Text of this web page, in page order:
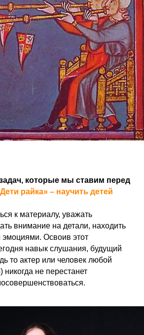
которые мы ставим перед
райка» – научить детей
к материалу, уважать
внимание на детали, находить
эмоциями. Освоив этот
навык слушания, будущий
то актер или человек любой
никогда не перестанет